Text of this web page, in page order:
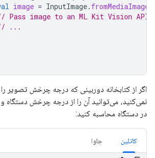
image = InputImage. fromMediaImage
Pass image to an ML Kit Vision API
...
اگر از کتابخانه دوربینی که درجه چرخش تصویر
نمی‌کنید، می‌توانید آن را از درجه چرخش
در دستگاه محاسبه کنید:
کاتلین جاوا